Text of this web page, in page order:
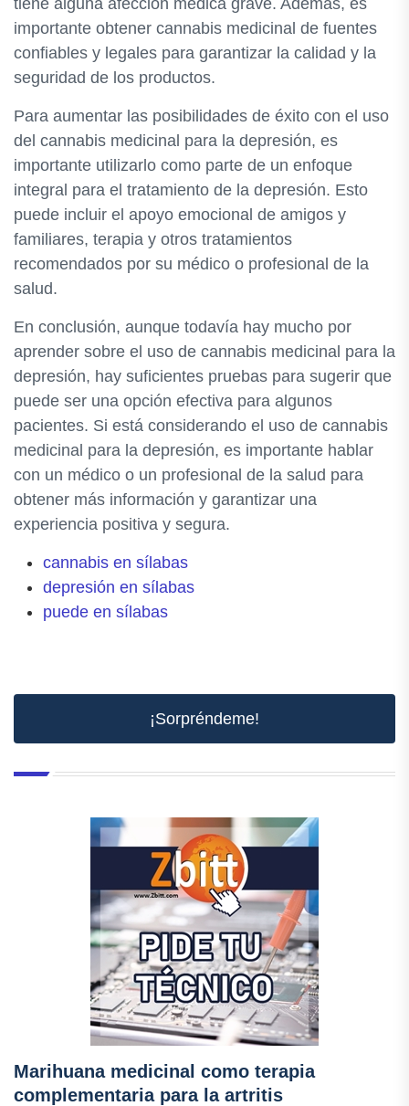
tiene alguna afección médica grave. Además, es
importante obtener cannabis medicinal de fuentes
confiables y legales para garantizar la calidad y la
seguridad de los productos.
Para aumentar las posibilidades de éxito con el uso
del cannabis medicinal para la depresión, es
importante utilizarlo como parte de un enfoque
integral para el tratamiento de la depresión. Esto
puede incluir el apoyo emocional de amigos y
familiares, terapia y otros tratamientos
recomendados por su médico o profesional de la
salud.
En conclusión, aunque todavía hay mucho por
aprender sobre el uso de cannabis medicinal para la
depresión, hay suficientes pruebas para sugerir que
puede ser una opción efectiva para algunos
pacientes. Si está considerando el uso de cannabis
medicinal para la depresión, es importante hablar
con un médico o un profesional de la salud para
obtener más información y garantizar una
experiencia positiva y segura.
cannabis en sílabas
depresión en sílabas
puede en sílabas
¡Sorpréndeme!
Marihuana medicinal como terapia
complementaria para la artritis